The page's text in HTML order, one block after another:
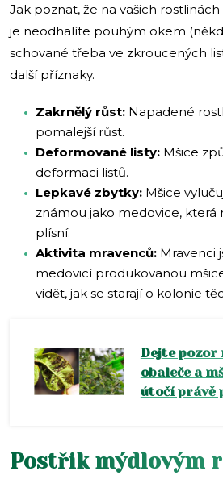
Jak poznat, že na vašich
je neodhalíte pouhým okem
schované třeba ve zkroucených
další příznaky.
Zakrnělý růst: Napadené
pomalejší růst.
Deformované listy: Mšice
deformaci listů.
Lepkavé zbytky: Mšice
známou jako medovice, která
plísní.
Aktivita mravenců: Mravenci
medovicí produkovanou
vidět, jak se starají o kolonie
Dejte
obaleče a
útočí právě
Postřik mýdlovým